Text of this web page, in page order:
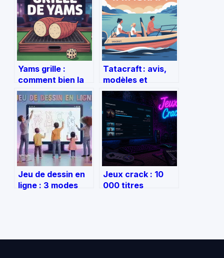
Yams grille :
comment bien la
remplir et
maximiser vos
points
Tatacraft : avis,
modèles et
usages d’un engin
pas comme les
autres
Jeu de dessin en
ligne : 3 modes
Jeux crack : 10
000 titres